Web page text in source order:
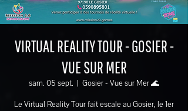
VIRTUAL REALITY TOUR - GOSIER -
VUE SUR MER
sam. 05 sept.
  |
Gosier - Vue sur Mer 🌊
Le Virtual Reality Tour fait escale au Gosier, le 1er